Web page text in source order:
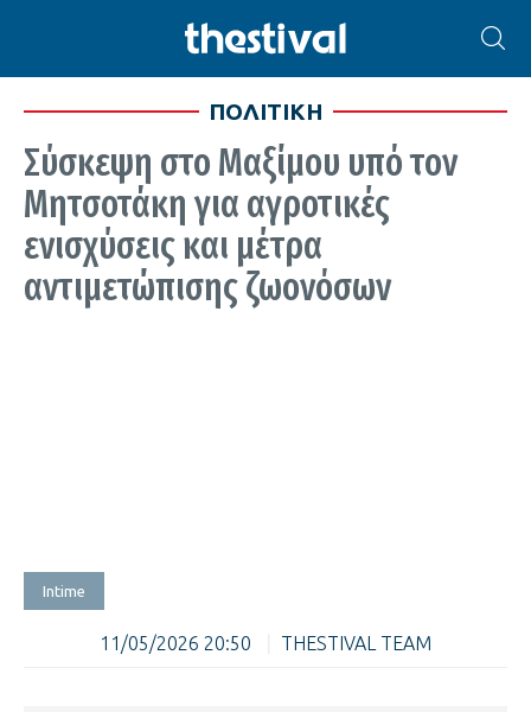
ΠΟΛΙΤΙΚΗ
Σύσκεψη στο Μαξίμου υπό τον
Μητσοτάκη για αγροτικές
ενισχύσεις και μέτρα
αντιμετώπισης ζωονόσων
Intime
11/05/2026 20:50 THESTIVAL TEAM